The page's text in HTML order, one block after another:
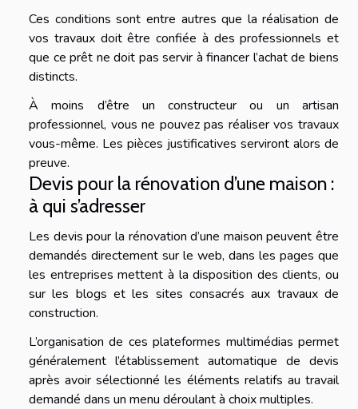
Ces conditions sont entre autres que la réalisation de
vos travaux doit être confiée à des professionnels et
que ce prêt ne doit pas servir à financer l’achat de biens
distincts.
À moins d’être un constructeur ou un artisan
professionnel, vous ne pouvez pas réaliser vos travaux
vous-même. Les pièces justificatives serviront alors de
preuve.
Devis pour la rénovation d’une maison :
à qui s’adresser
Les devis pour la rénovation d’une maison peuvent être
demandés directement sur le web, dans les pages que
les entreprises mettent à la disposition des clients, ou
sur les blogs et les sites consacrés aux travaux de
construction.
L’organisation de ces plateformes multimédias permet
généralement l’établissement automatique de devis
après avoir sélectionné les éléments relatifs au travail
demandé dans un menu déroulant à choix multiples.